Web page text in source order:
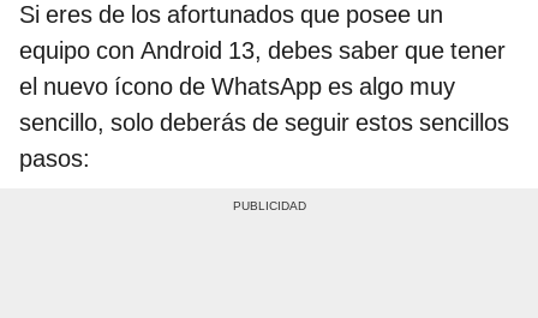
Si eres de los afortunados que posee un
equipo con Android 13, debes saber que tener
el nuevo ícono de WhatsApp es algo muy
sencillo, solo deberás de seguir estos sencillos
pasos: